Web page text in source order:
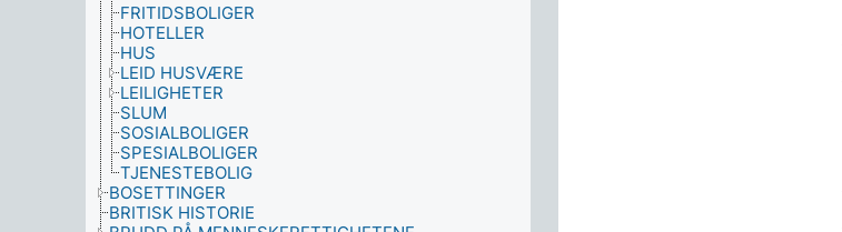
FRITIDSBOLIGER
HOTELLER
HUS
LEID HUSVÆRE
LEILIGHETER
SLUM
SOSIALBOLIGER
SPESIALBOLIGER
TJENESTEBOLIG
BOSETTINGER
BRITISK HISTORIE